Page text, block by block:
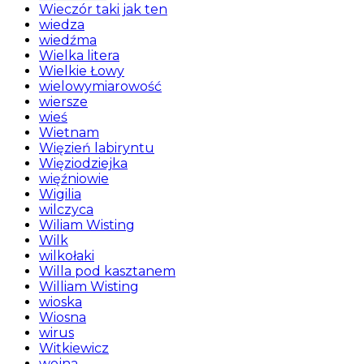
Wieczór taki jak ten
wiedza
wiedźma
Wielka litera
Wielkie Łowy
wielowymiarowość
wiersze
wieś
Wietnam
Więzień labiryntu
Więziodziejka
więźniowie
Wigilia
wilczyca
Wiliam Wisting
Wilk
wilkołaki
Willa pod kasztanem
William Wisting
wioska
Wiosna
wirus
Witkiewicz